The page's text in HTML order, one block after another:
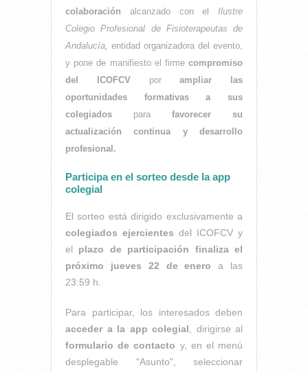
colaboración alcanzado con el
Ilustre
Colegio Profesional de Fisioterapeutas de
Andalucía entidad organizadora del evento,
y pone de manifiesto el firme compromiso
del ICOFCVpor
ampliar las
oportunidades formativas a sus
colegiados para
favorecer su
actualización continua y desarrollo
profesional.
Participa en el sorteo desde la app
colegial
El sorteo está dirigido exclusivamente a
colegiados ejercientes del ICOFCV y
el plazo de participación finaliza el
próximo jueves 22 de eneroa las
23:59 h.
Para participar, los interesados deben
acceder a la app colegial, dirigirse al
formulario de contacto y, en el menú
desplegable "Asunto", seleccionar